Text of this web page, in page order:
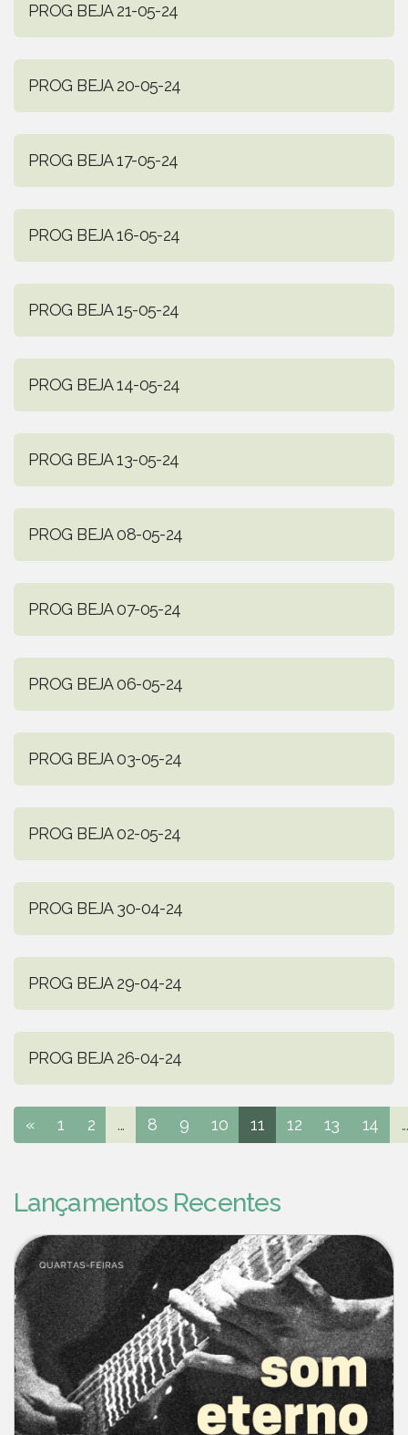
PROG BEJA 21-05-24
PROG BEJA 20-05-24
PROG BEJA 17-05-24
PROG BEJA 16-05-24
PROG BEJA 15-05-24
PROG BEJA 14-05-24
PROG BEJA 13-05-24
PROG BEJA 08-05-24
PROG BEJA 07-05-24
PROG BEJA 06-05-24
PROG BEJA 03-05-24
PROG BEJA 02-05-24
PROG BEJA 30-04-24
PROG BEJA 29-04-24
PROG BEJA 26-04-24
« 1 2 ... 8 9 10 11 12 13 14 ...
Lançamentos Recentes